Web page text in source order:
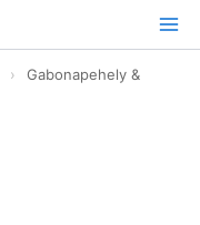
›
Gabonapehely &